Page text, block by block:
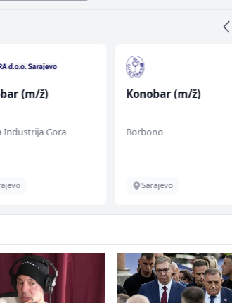
(m/ž)
Industrija Gora
Konobar (m/ž)
Borbono
Sarajevo